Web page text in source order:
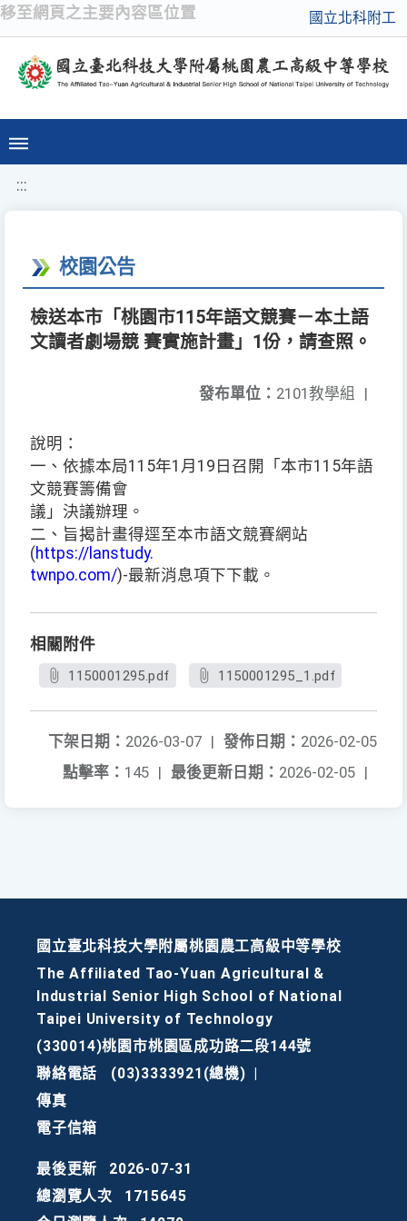
移至網頁之主要內容區位置 國立北科附工
:::
校園公告
檢送本市「桃園市115年語文競賽－本土語
文讀者劇場競 賽實施計畫」1份，請查照。
發布單位： 2101教學組 |
說明：
一、依據本局115年1月19日召開「本市115年語
文競賽籌備會
議」決議辦理。
二、旨揭計畫得逕至本市語文競賽網站
(https://lanstudy.
twnpo.com/)-最新消息項下下載。
相關附件
1150001295.pdf 1150001295_1.pdf
發佈日期： 2026-02-05
下架日期： 2026-03-07 |
最後更新日期： 2026-02-05 |
點擊率： 145 |
國立臺北科技大學附屬桃園農工高級中等學校
The Affiliated Tao-Yuan Agricultural &
Industrial Senior High School of National
Taipei University of Technology
(330014)桃園市桃園區成功路二段144號
聯絡電話
(03)3333921(總機)
傳真
電子信箱
最後更新
2026-07-31
總瀏覽人次
1715645